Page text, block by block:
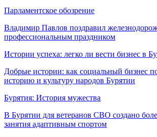
Парламентское обозрение
Владимир Павлов поздравил
профессиональным праздником
Истории успеха: легко ли вести бизнес в
Добрые истории: как социальный бизнес
историю и культуру народов Бурятии
Бурятия: История мужества
В Бурятии для ветеранов СВО создано
занятия адаптивным спортом